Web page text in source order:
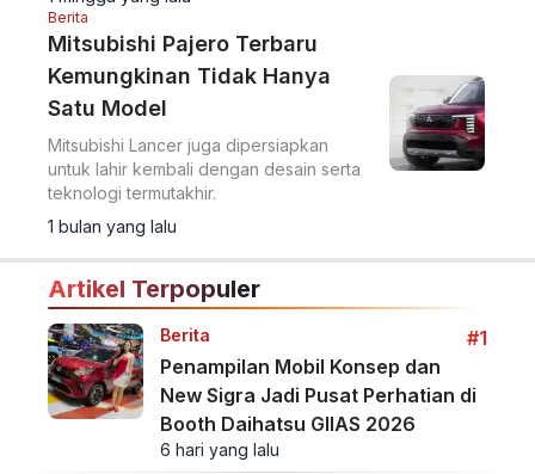
speed, sedangkan Xpander masih
menggunakan single speed.
Berita
Mitsubishi Pajero Terbaru
Kemungkinan Tidak Hanya
Satu Model
Mitsubishi Lancer juga dipersiapkan
untuk lahir kembali dengan desain serta
teknologi termutakhir.
1 bulan yang lalu
Artikel Terpopuler
Berita
#1
Penampilan Mobil Konsep dan
New Sigra Jadi Pusat Perhatian di
Booth Daihatsu GIIAS 2026
6 hari yang lalu